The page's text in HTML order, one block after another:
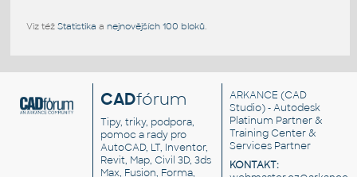
Viz též Statistika a nejnovějších 100 bloků.
CADfórum
Tipy, triky, podpora,
pomoc a rady pro
AutoCAD, LT, Inventor,
Revit, Map, Civil 3D, 3ds
Max, Fusion, Forma,
ARKANCE (CAD
Studio) - Autodesk
Platinum Partner &
Training Center &
Services Partner
KONTAKT: